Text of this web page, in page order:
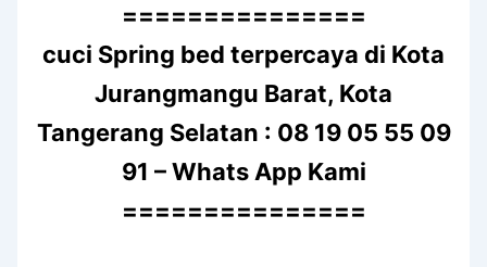
===============
cuci Spring bed terpercaya di Kota
Jurangmangu Barat, Kota
Tangerang Selatan : 08 19 05 55 09
91 – Whats App Kami
===============